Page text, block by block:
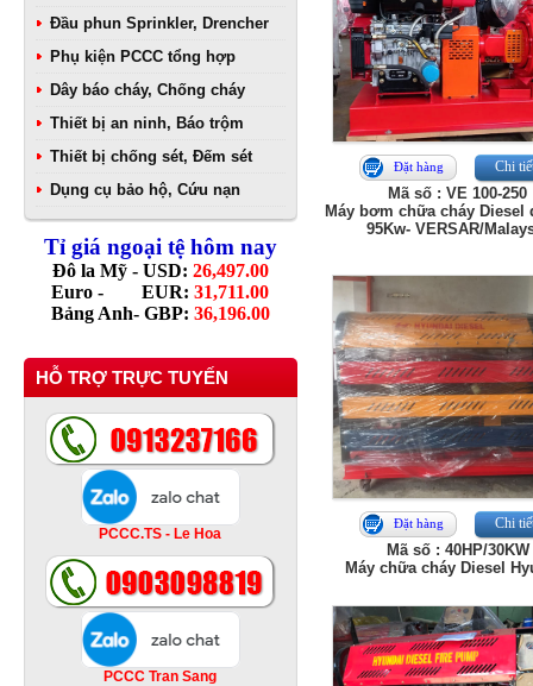
Đầu phun Sprinkler, Drencher
Phụ kiện PCCC tổng hợp
Dây báo cháy, Chống cháy
Thiết bị an ninh, Báo trộm
Thiết bị chống sét, Đếm sét
Dụng cụ bảo hộ, Cứu nạn
Tỉ giá ngoại tệ hôm nay
Đô la Mỹ - USD: 26,497.00
Euro - EUR: 31,711.00
Bảng Anh- GBP: 36,196.00
HỖ TRỢ TRỰC TUYẾN
PCCC.TS - Le Hoa
PCCC Tran Sang
Đặt hàng Chi
Mã số : VE 100-250
Máy bơm chữa cháy Diesel
95Kw- VERSAR/
Đặt hàng Chi
Mã số : 40HP/30KW
Máy chữa cháy Diesel